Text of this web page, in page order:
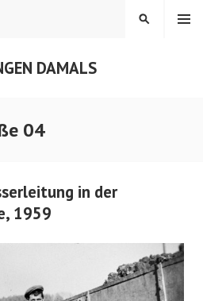
DAMALS
MENÜ
SUCHEN
04
in der
1959